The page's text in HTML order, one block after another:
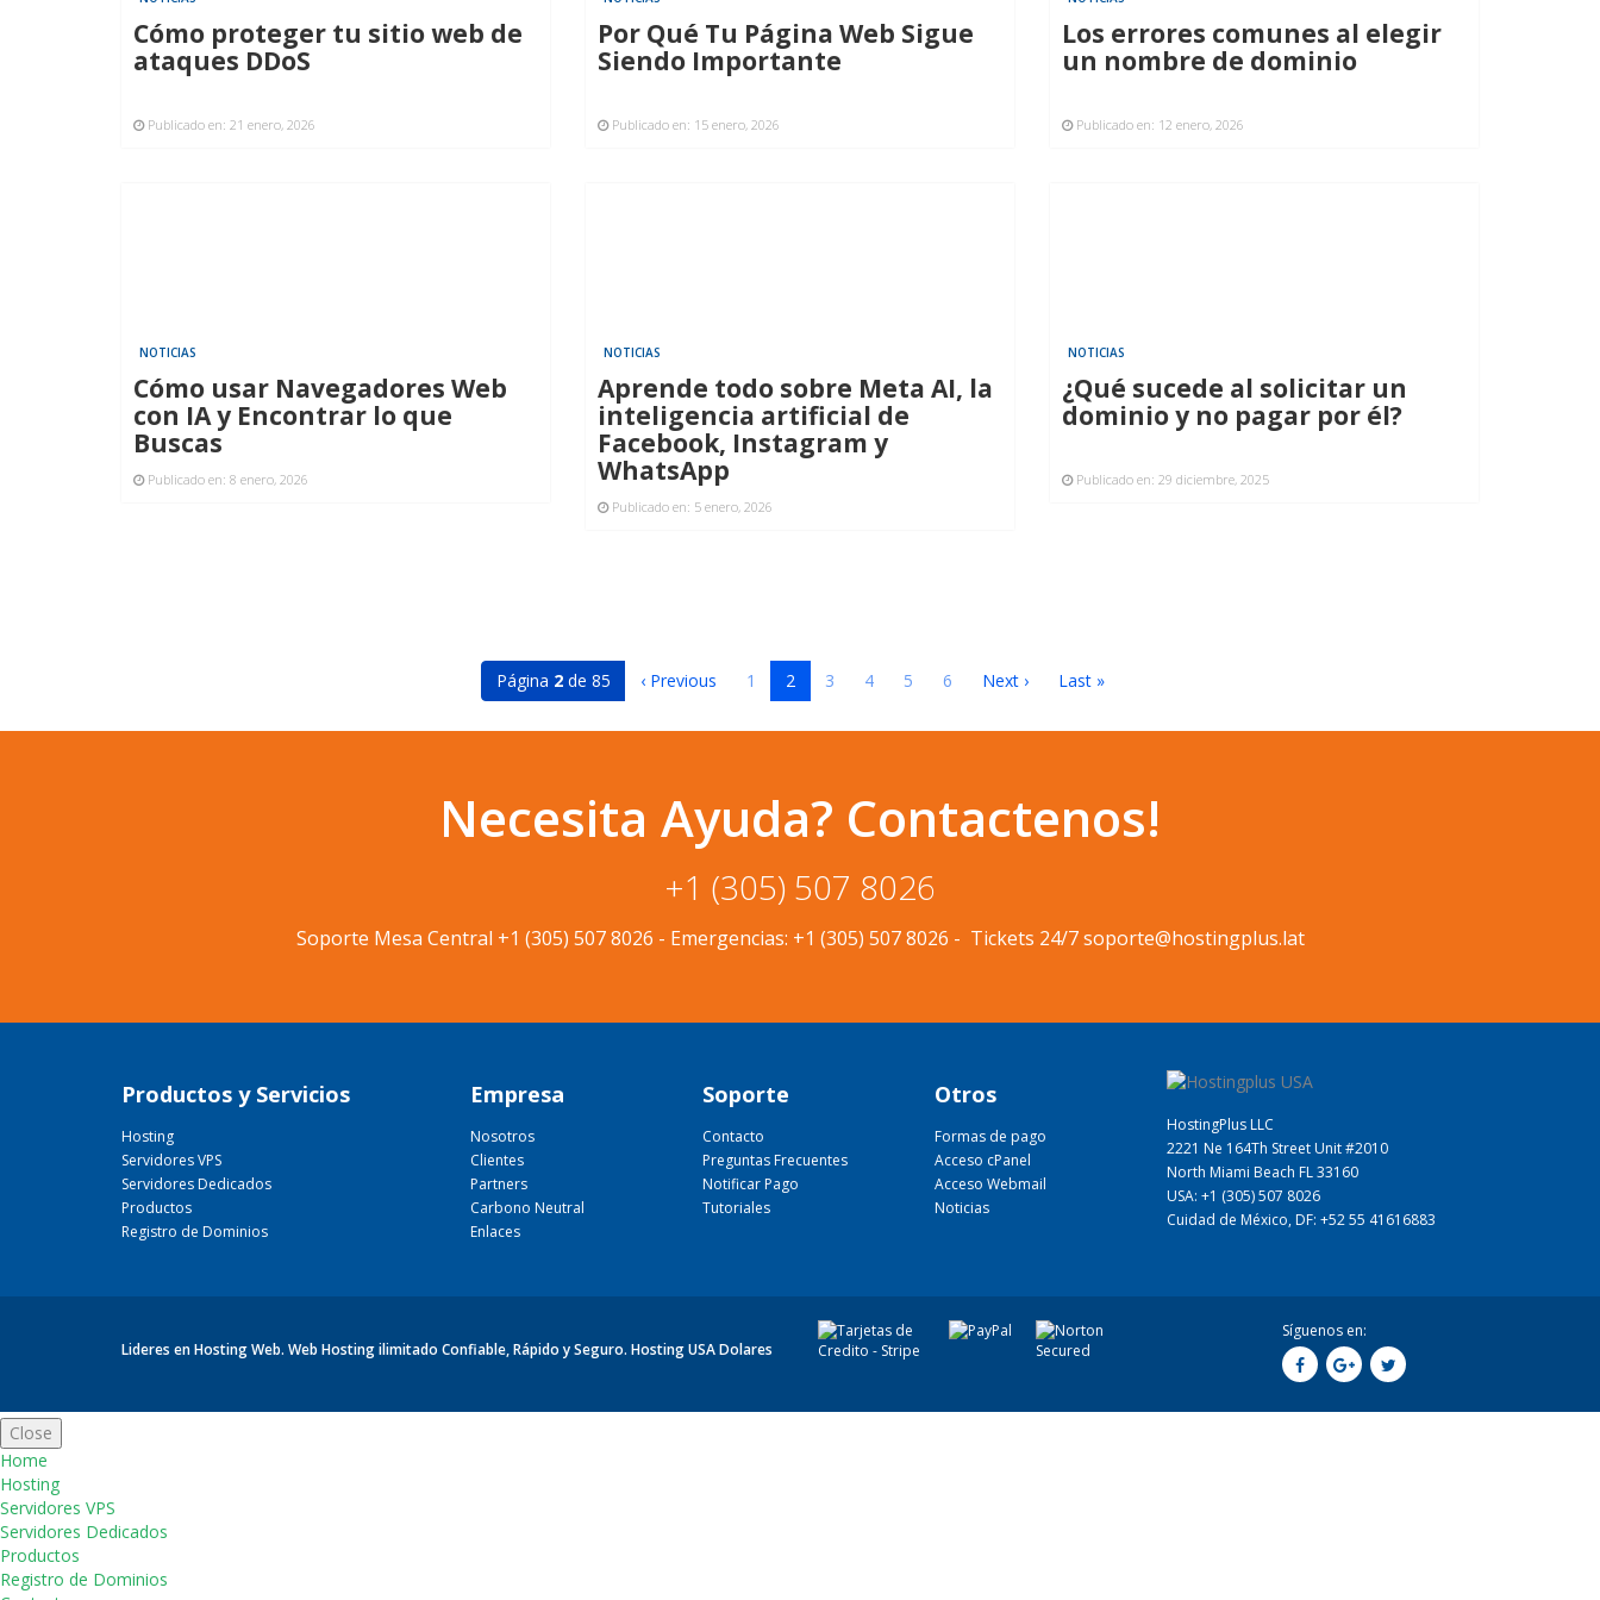
Cómo proteger tu sitio web de
ataques DDoS
Publicado en: 21 enero, 2026
Por Qué Tu Página Web Sigue
Siendo Importante
Publicado en: 15 enero, 2026
Los errores comunes al elegir
un nombre de dominio
Publicado en: 12 enero, 2026
NOTICIAS
Cómo usar Navegadores Web
con IA y Encontrar lo que
Buscas
Publicado en: 8 enero, 2026
NOTICIAS
Aprende todo sobre Meta AI, la
inteligencia artificial de
Facebook, Instagram y
WhatsApp
Publicado en: 5 enero, 2026
NOTICIAS
¿Qué sucede al solicitar un
dominio y no pagar por él?
Publicado en: 29 diciembre, 2025
Página 2de 85 ‹ Previous 1 2 3 4 5 6 Next › Last »
Necesita Ayuda? Contactenos!
+1 (305) 507 8026
Soporte Mesa Central +1 (305) 507 8026 - Emergencias: +1 (305) 507 8026 - Tickets 24/7 soporte@hostingplus.lat
Productos y Servicios
Hosting
Servidores VPS
Servidores Dedicados
Productos
Registro de Dominios
Empresa
Nosotros
Clientes
Partners
Carbono Neutral
Enlaces
Soporte
Contacto
Preguntas Frecuentes
Notificar Pago
Tutoriales
Otros
Formas de pago
Acceso cPanel
Acceso Webmail
Noticias
HostingPlus LLC
2221 Ne 164Th Street Unit #2010
North Miami Beach FL 33160
USA: +1 (305) 507 8026
Cuidad de México, DF: +52 55 41616883
Lideres en Hosting Web. Web Hosting ilimitado Confiable, Rápido y Seguro. Hosting USA Dolares
Síguenos en:
Close
Home
Hosting
Servidores VPS
Servidores Dedicados
Productos
Registro de Dominios